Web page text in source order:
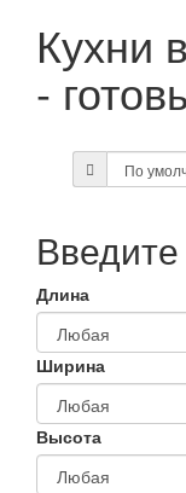
Кухни
-
Длина
Ширина
Высота